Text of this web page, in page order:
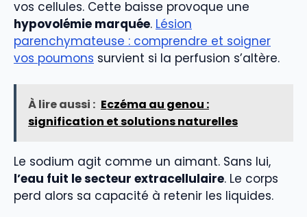
vos cellules. Cette baisse provoque une
hypovolémie marquée. Lésion
parenchymateuse : comprendre et soigner
vos poumons survient si la perfusion s’altère.
À lire aussi : Eczéma au genou :
signification et solutions naturelles
Le sodium agit comme un aimant. Sans lui,
l’eau fuit le secteur extracellulaire. Le corps
perd alors sa capacité à retenir les liquides.